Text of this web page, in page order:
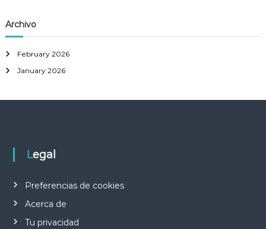
Archivo
February 2026
January 2026
Legal
Preferencias de cookies
Acerca de
Tu privacidad